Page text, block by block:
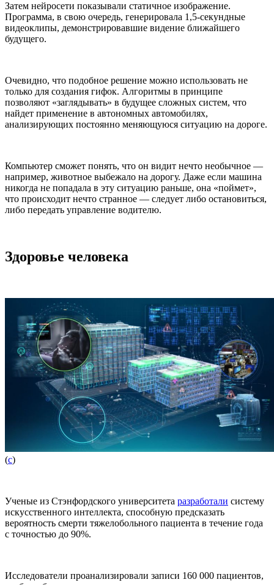
Затем нейросети показывали статичное изображение.
Программа, в свою очередь, генерировала 1,5-секундные
видеоклипы, демонстрировавшие видение ближайшего
будущего.
Очевидно, что подобное решение можно использовать не
только для создания гифок. Алгоритмы в принципе
позволяют «заглядывать» в будущее сложных систем, что
найдет применение в автономных автомобилях,
анализирующих постоянно меняющуюся ситуацию на дороге.
Компьютер сможет понять, что он видит нечто необычное —
например, животное выбежало на дорогу. Даже если машина
никогда не попадала в эту ситуацию раньше, она «поймет»,
что происходит нечто странное — следует либо остановиться,
либо передать управление водителю.
Здоровье человека
(с)
Ученые из Стэнфордского университета разработали систему
искусственного интеллекта, способную предсказать
вероятность смерти тяжелобольного пациента в течение года
с точностью до 90%.
Исследователи проанализировали записи 160 000 пациентов,